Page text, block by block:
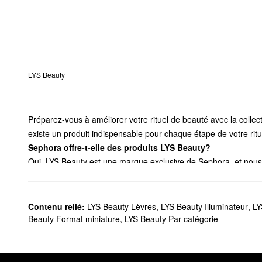
LYS Beauty
Préparez-vous à améliorer votre rituel de beauté avec la
existe un produit indispensable pour chaque étape de votre
Sephora offre-t-elle des produits LYS Beauty?
Oui, LYS Beauty est une marque exclusive de Sephora, et
Vous souhaitez accentuer vos joues? Vous ne pouvez pas
Beauty.
Contenu relié: LYS Beauty Lèvres, LYS Beauty Illuminateur,
Beauty Format miniature, LYS Beauty Par catégorie